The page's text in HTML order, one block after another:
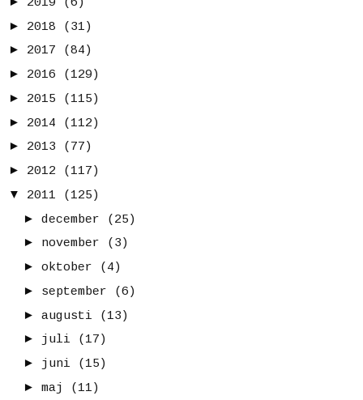
► 2018
(31)
► 2017
(84)
► 2016
(129)
► 2015
(115)
► 2014
(112)
► 2013
(77)
► 2012
(117)
▼
2011
(125)
► december
(25)
► november
(3)
► oktober
(4)
► september
(6)
► augusti
(13)
► juli
(17)
► juni
(15)
► maj
(11)